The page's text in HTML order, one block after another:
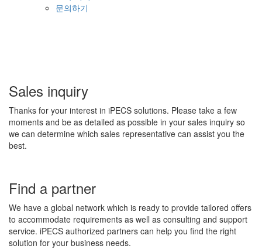
문의하기
Sales inquiry
Thanks for your interest in iPECS solutions. Please take a few
moments and be as detailed as possible in your sales inquiry so
we can determine which sales representative can assist you the
best.
Find a partner
We have a global network which is ready to provide tailored offers
to accommodate requirements as well as consulting and support
service. iPECS authorized partners can help you find the right
solution for your business needs.